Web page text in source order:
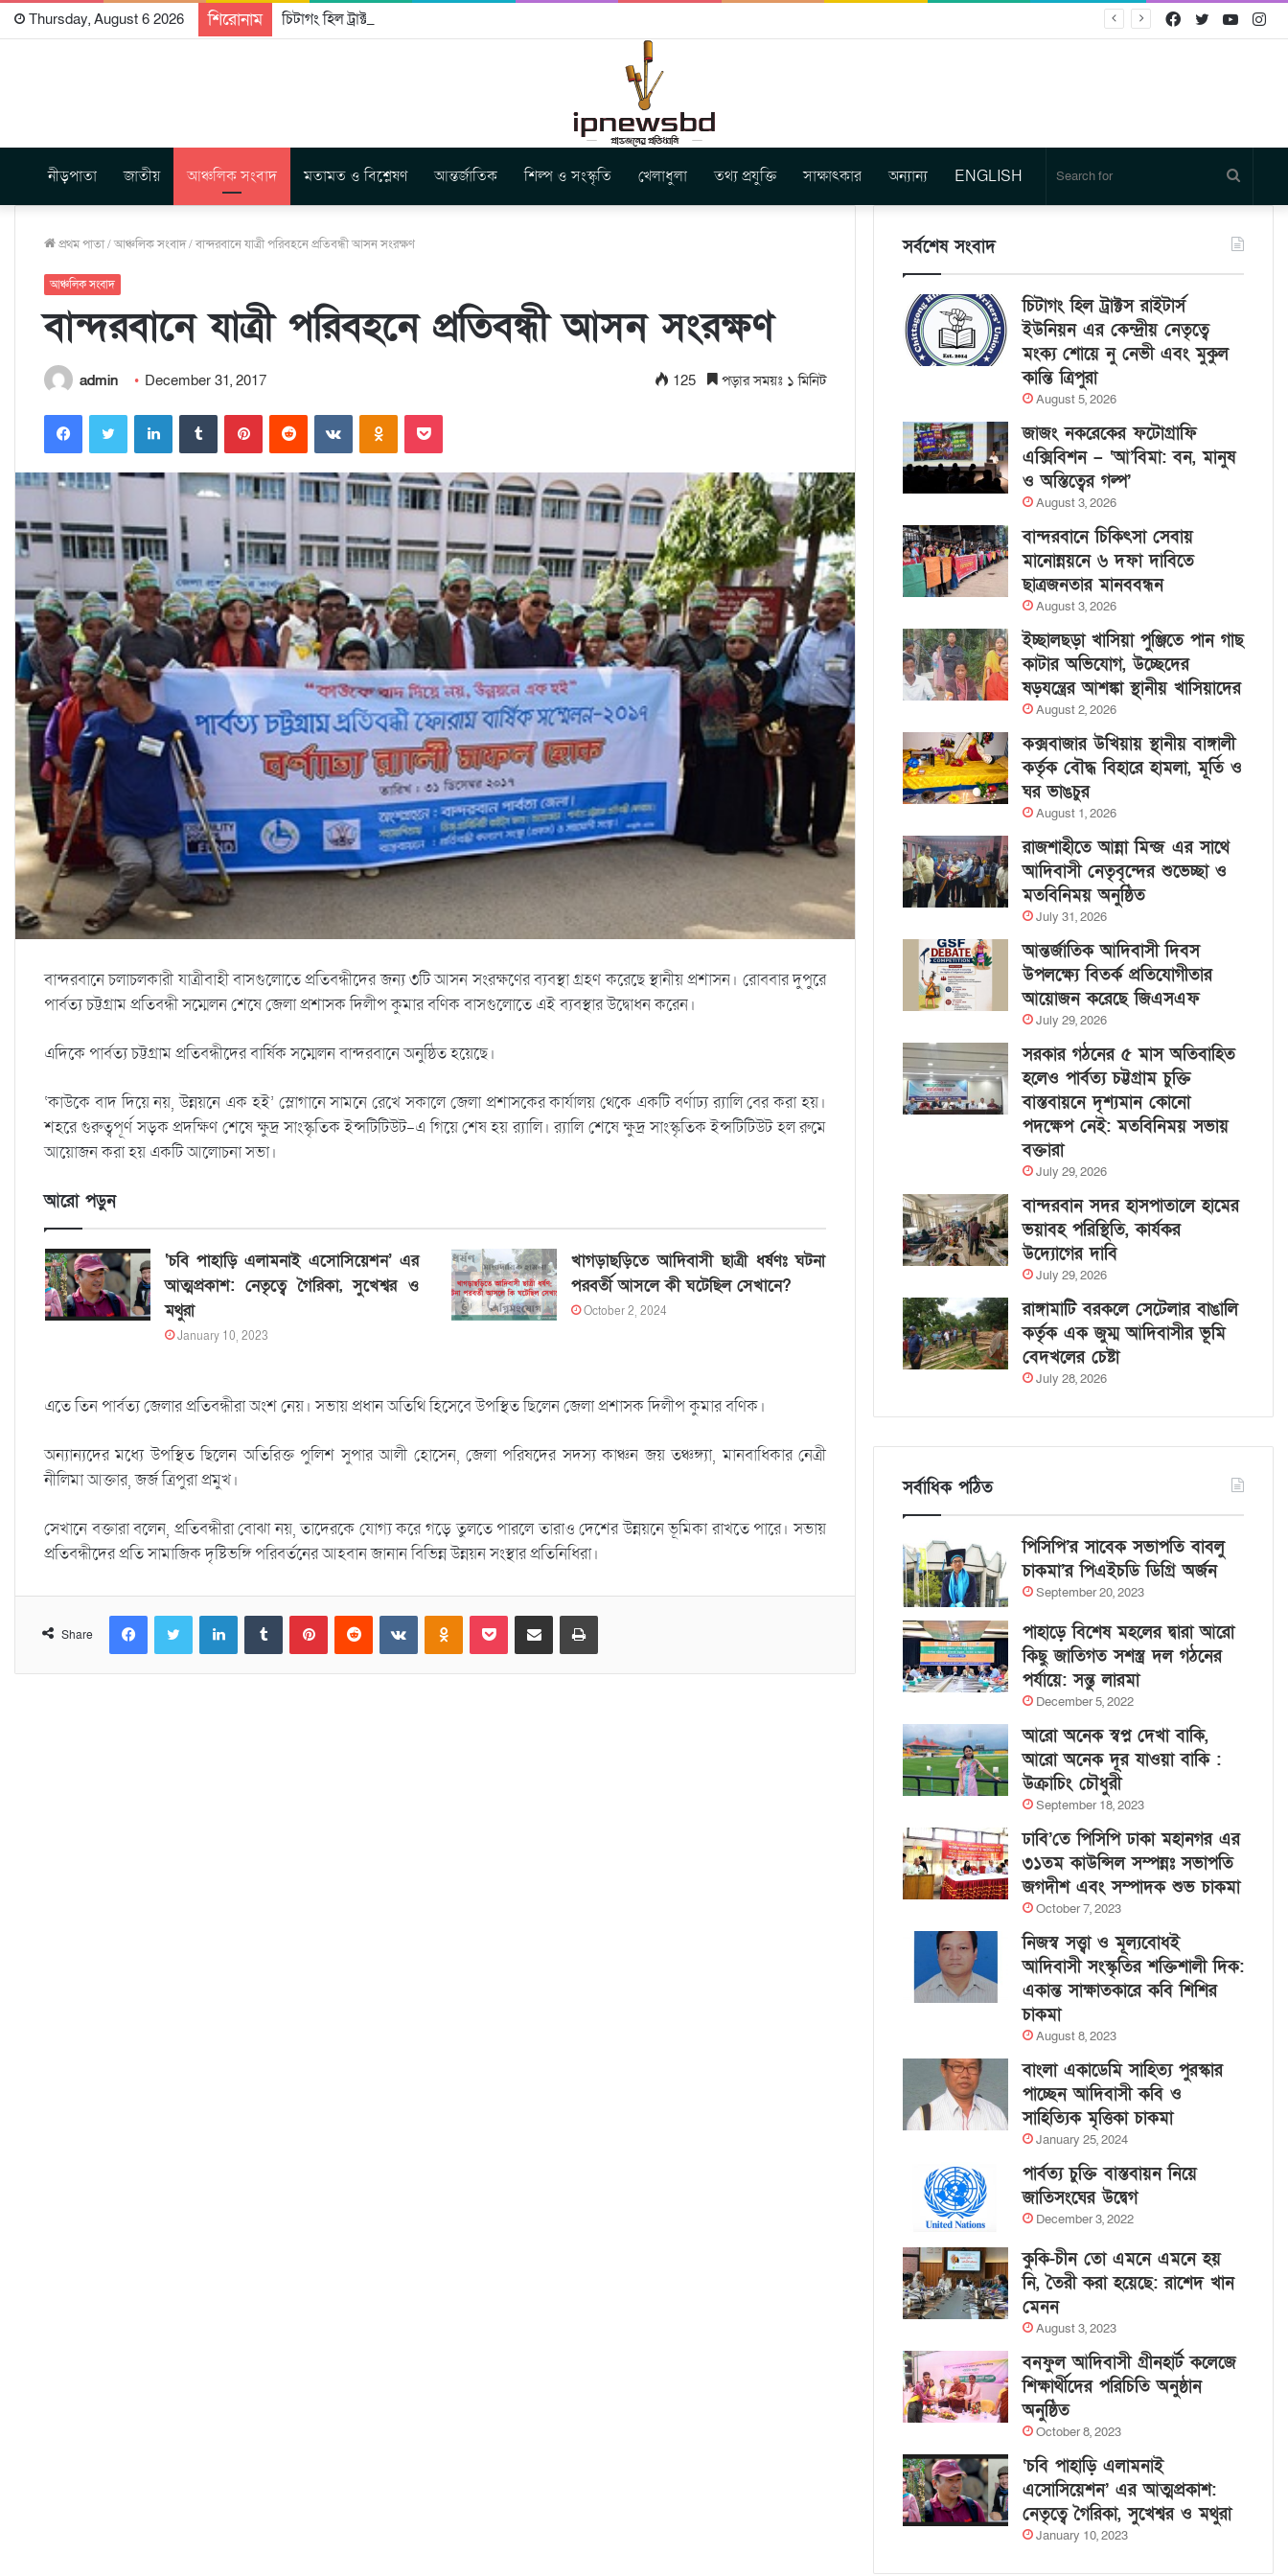
Thursday, August 6 2026 শিরোনাম চিটাগং হিল ট্রাক্টস রাইটার্স ইউনিয়ন এর কেন্দ্রীয় নেতৃত্বে মংক্য শোয়ে নু নেভী এবং মুকুল কান্তি ত্রিপুরা Twitter
Facebook
নীড়পাতা জাতীয় আঞ্চলিক সংবাদ মতামত ও বিশ্লেষণ আন্তর্জাতিক শিল্প ও সংস্কৃতি খেলাধুলা তথ্য প্রযুক্তি সাক্ষাৎকার অন্যান্য ENGLISH
for
প্রথম পাতা/আঞ্চলিক সংবাদ/বান্দরবানে যাত্রী পরিবহনে প্রতিবন্ধী আসন সংরক্ষণ
আঞ্চলিক সংবাদ
বান্দরবানে যাত্রী পরিবহনে প্রতিবন্ধী আসন সংরক্ষণ
admin December 31, 2017 125 পড়ার সময়ঃ ১ মিনিট
বান্দরবানে চলাচলকারী যাত্রীবাহী বাসগুলোতে প্রতিবন্ধীদের জন্য ৩টি আসন সংরক্ষণের ব্যবস্থা গ্রহণ করেছে স্থানীয় প্রশাসন। রোববার দুপুরে
পার্বত্য চট্টগ্রাম প্রতিবন্ধী সম্মেলন শেষে জেলা প্রশাসক দিলীপ কুমার বণিক বাসগুলোতে এই ব্যবস্থার উদ্বোধন করেন।
এদিকে পার্বত্য চট্টগ্রাম প্রতিবন্ধীদের বার্ষিক সম্মেলন বান্দরবানে অনুষ্ঠিত হয়েছে।
‘কাউকে বাদ দিয়ে নয়, উন্নয়নে এক হই’ স্লোগানে সামনে রেখে সকালে জেলা প্রশাসকের কার্যালয় থেকে একটি বর্ণাঢ্য র‌্যালি বের করা হয়।
শহরে গুরুত্বপূর্ণ সড়ক প্রদক্ষিণ শেষে ক্ষুদ্র সাংস্কৃতিক ইন্সটিটিউট-এ গিয়ে শেষ হয় র‌্যালি। র‌্যালি শেষে ক্ষুদ্র সাংস্কৃতিক ইন্সটিটিউট হল রুমে
আয়োজন করা হয় একটি আলোচনা সভা।
আরো পড়ুন
‘চবি পাহাড়ি এলামনাই এসোসিয়েশন’ এর
আত্মপ্রকাশ: নেতৃত্বে গৈরিকা, সুখেশ্বর ও
মথুরা
January 10, 2023
খাগড়াছড়িতে আদিবাসী ছাত্রী ধর্ষণঃ ঘটনা
পরবর্তী আসলে কী ঘটেছিল সেখানে?
October 2, 2024
এতে তিন পার্বত্য জেলার প্রতিবন্ধীরা অংশ নেয়। সভায় প্রধান অতিথি হিসেবে উপস্থিত ছিলেন জেলা প্রশাসক দিলীপ কুমার বণিক।
অন্যান্যদের মধ্যে উপস্থিত ছিলেন অতিরিক্ত পুলিশ সুপার আলী হোসেন, জেলা পরিষদের সদস্য কাঞ্চন জয় তঞ্চঙ্গ্যা, মানবাধিকার নেত্রী
নীলিমা আক্তার, জর্জ ত্রিপুরা প্রমুখ।
সেখানে বক্তারা বলেন, প্রতিবন্ধীরা বোঝা নয়, তাদেরকে যোগ্য করে গড়ে তুলতে পারলে তারাও দেশের উন্নয়নে ভূমিকা রাখতে পারে। সভায়
প্রতিবন্ধীদের প্রতি সামাজিক দৃষ্টিভঙ্গি পরিবর্তনের আহবান জানান বিভিন্ন উন্নয়ন সংস্থার প্রতিনিধিরা।
Share
সর্বশেষ সংবাদ
চিটাগং হিল ট্রাক্টস রাইটার্স
ইউনিয়ন এর কেন্দ্রীয় নেতৃত্বে
মংক্য শোয়ে নু নেভী এবং মুকুল
কান্তি ত্রিপুরা
August 5, 2026
জাজং নকরেকের ফটোগ্রাফি
এক্সিবিশন – ‘আ’বিমা: বন, মানুষ
ও অস্তিত্বের গল্প’
August 3, 2026
বান্দরবানে চিকিৎসা সেবায়
মানোন্নয়নে ৬ দফা দাবিতে
ছাত্রজনতার মানববন্ধন
August 3, 2026
ইচ্ছালছড়া খাসিয়া পুঞ্জিতে পান গাছ
কাটার অভিযোগ, উচ্ছেদের
ষড়যন্ত্রের আশঙ্কা স্থানীয় খাসিয়াদের
August 2, 2026
কক্সবাজার উখিয়ায় স্থানীয় বাঙ্গালী
কর্তৃক বৌদ্ধ বিহারে হামলা, মূর্তি ও
ঘর ভাঙচুর
August 1, 2026
রাজশাহীতে আন্না মিন্জ এর সাথে
আদিবাসী নেতৃবৃন্দের শুভেচ্ছা ও
মতবিনিময় অনুষ্ঠিত
July 31, 2026
আন্তর্জাতিক আদিবাসী দিবস
উপলক্ষ্যে বিতর্ক প্রতিযোগীতার
আয়োজন করেছে জিএসএফ
July 29, 2026
সরকার গঠনের ৫ মাস অতিবাহিত
হলেও পার্বত্য চট্টগ্রাম চুক্তি
বাস্তবায়নে দৃশ্যমান কোনো
পদক্ষেপ নেই: মতবিনিময় সভায়
বক্তারা
July 29, 2026
বান্দরবান সদর হাসপাতালে হামের
ভয়াবহ পরিস্থিতি, কার্যকর
উদ্যোগের দাবি
July 29, 2026
রাঙ্গামাটি বরকলে সেটেলার বাঙালি
কর্তৃক এক জুম্ম আদিবাসীর ভূমি
বেদখলের চেষ্টা
July 28, 2026
সর্বাধিক পঠিত
পিসিপি’র সাবেক সভাপতি বাবলু
চাকমা’র পিএইচডি ডিগ্রি অর্জন
September 20, 2023
পাহাড়ে বিশেষ মহলের দ্বারা আরো
কিছু জাতিগত সশস্ত্র দল গঠনের
পর্যায়ে: সন্তু লারমা
December 5, 2022
আরো অনেক স্বপ্ন দেখা বাকি,
আরো অনেক দূর যাওয়া বাকি :
উক্রাচিং চৌধুরী
September 18, 2023
ঢাবি’তে পিসিপি ঢাকা মহানগর এর
৩১তম কাউন্সিল সম্পন্নঃ সভাপতি
জগদীশ এবং সম্পাদক শুভ চাকমা
October 7, 2023
নিজস্ব সত্ত্বা ও মূল্যবোধই
আদিবাসী সংস্কৃতির শক্তিশালী দিক:
একান্ত সাক্ষাতকারে কবি শিশির
চাকমা
August 8, 2023
বাংলা একাডেমি সাহিত্য পুরস্কার
পাচ্ছেন আদিবাসী কবি ও
সাহিত্যিক মৃত্তিকা চাকমা
January 25, 2024
পার্বত্য চুক্তি বাস্তবায়ন নিয়ে
জাতিসংঘের উদ্বেগ
December 3, 2022
কুকি-চীন তো এমনে এমনে হয়
নি, তৈরী করা হয়েছে: রাশেদ খান
মেনন
August 3, 2023
বনফুল আদিবাসী গ্রীনহার্ট কলেজে
শিক্ষার্থীদের পরিচিতি অনুষ্ঠান
অনুষ্ঠিত
October 8, 2023
‘চবি পাহাড়ি এলামনাই
এসোসিয়েশন’ এর আত্মপ্রকাশ:
নেতৃত্বে গৈরিকা, সুখেশ্বর ও মথুরা
January 10, 2023